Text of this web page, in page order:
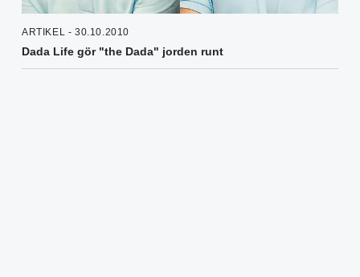
ARTIKEL - 30.10.2010
Dada Life gör "the Dada" jorden runt